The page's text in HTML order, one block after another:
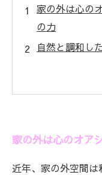
家の外は心の
の力
自然と調和し
照明を取り入
出！
家の外は心のオア
近年、家の外空間